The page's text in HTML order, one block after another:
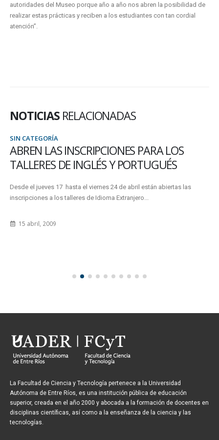
autoridades del Museo porque año a año nos abren la posibilidad de
realizar estas prácticas y reciben a los estudiantes con tan cordial
atención”.
NOTICIAS RELACIONADAS
SIN CATEGORÍA
ABREN LAS INSCRIPCIONES PARA LOS
TALLERES DE INGLÉS Y PORTUGUÉS
Desde el jueves 17 hasta el viernes 24 de abril están abiertas las
inscripciones a los talleres de Idioma Extranjero...
15 abril, 2009
La Facultad de Ciencia y Tecnología pertenece a la Universidad
Autónoma de Entre Ríos, es una institución pública de educación
superior, creada en el año 2000 y abocada a la formación de docentes en
disciplinas científicas, así como a la enseñanza de la ciencia y las
tecnologías.